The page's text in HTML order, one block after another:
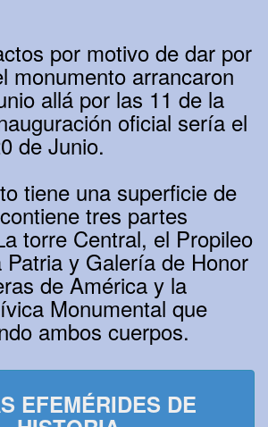
por motivo de dar por
monumento arrancaron
allá por las 11 de la
oficial sería el
de Junio.
tiene una superficie de
tres partes
torre Central, el Propileo
Patria y Galería de Honor
de América y la
Monumental que
ambos cuerpos.
EFEMÉRIDES DE